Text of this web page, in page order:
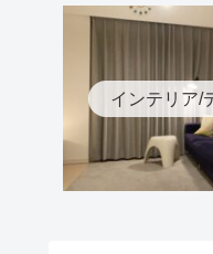
インテリア/